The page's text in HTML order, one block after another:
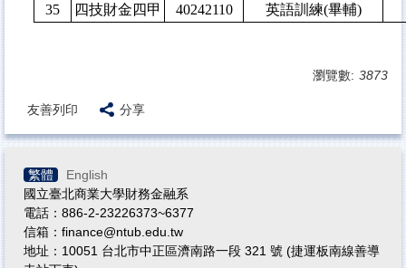
35
四技財金四甲 40242110 英語訓練(畢輔)
瀏覽數: 3873
友善列印 分享
繁體
English
國立臺北商業大學財務金融系
電話：886-2-23226373~6377
信箱：finance@ntub.edu.tw
地址：10051 台北市中正區濟南路一段 321 號 (捷運板南線善導